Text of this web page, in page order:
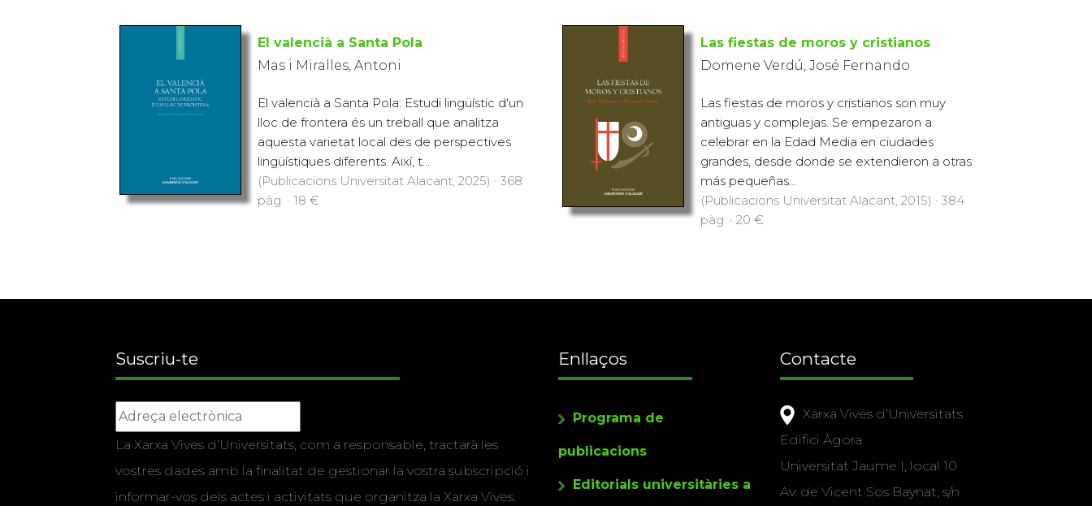
El valencià a Santa Pola
Mas i Miralles, Antoni
El valencià a Santa Pola: Estudi lingüístic d'un
lloc de frontera és un treball que analitza
aquesta varietat local des de perspectives
lingüístiques diferents. Així, t...
(Publicacions Universitat Alacant, 2025) · 368
pàg. · 18 €
Las fiestas de moros y cristianos
Domene Verdú, José Fernando
Las fiestas de moros y cristianos son muy
antiguas y complejas. Se empezaron a
celebrar en la Edad Media en ciudades
grandes, desde donde se extendieron a otras
más pequeñas...
(Publicacions Universitat Alacant, 2015) · 384
pàg. · 20 €
Suscriu-te
La Xarxa Vives d’Universitats, com a responsable, tractarà les
vostres dades amb la finalitat de gestionar la vostra subscripció i
informar-vos dels actes i activitats que organitza la Xarxa Vives.
Enllaços
Programa de
publicacions
Editorials universitàries a
Contacte
Xarxa Vives d'Universitats
Edifici Àgora
Universitat Jaume I, local 10
Av. de Vicent Sos Baynat, s/n